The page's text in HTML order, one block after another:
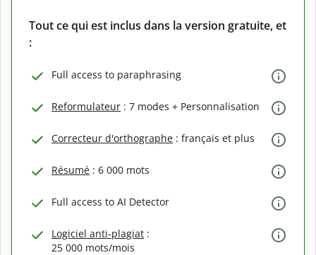
Tout ce qui est inclus dans la version gratuite, et
:
Full access to paraphrasing
Reformulateur : 7 modes + Personnalisation
Correcteur d'orthographe : français et plus
Résumé : 6 000 mots
Full access to AI Detector
Logiciel anti-plagiat :
25 000 mots/mois